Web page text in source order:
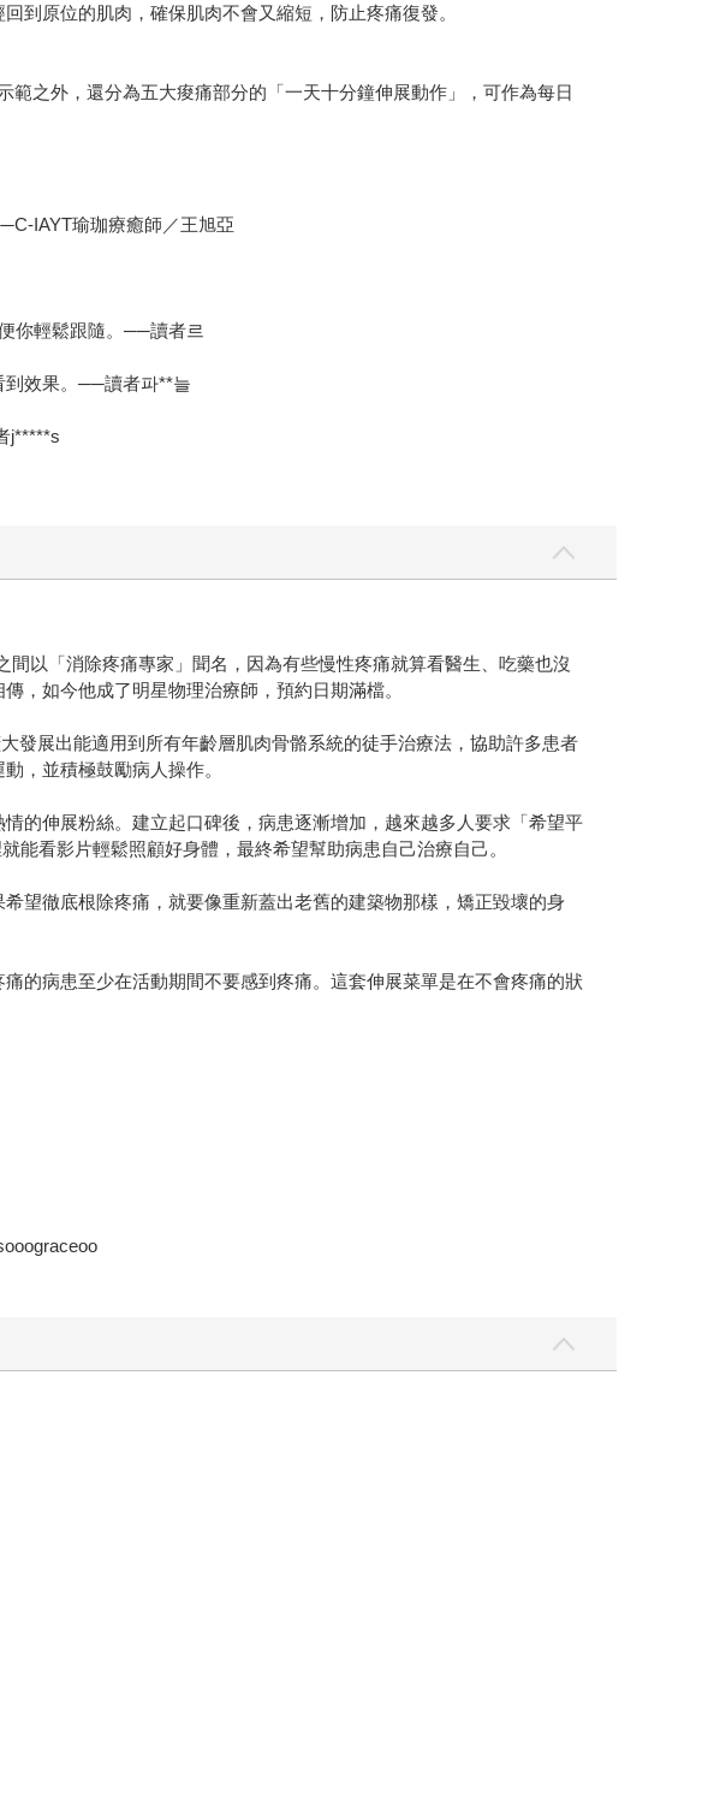
到原位的肌肉，確保肌肉不會又縮短，防止疼痛復發。
之外，還分為五大痠痛部分的「一天十分鐘伸展動作」，可作為每日
IAYT瑜珈療癒師／王旭亞
你輕鬆跟隨。──讀者르
到效果。──讀者파**늘
j*****s
以「消除疼痛專家」聞名，因為有些慢性疼痛就算看醫生、吃藥也沒
，如今他成了明星物理治療師，預約日期滿檔。
發展出能適用到所有年齡層肌肉骨骼系統的徒手治療法，協助許多患者
，並積極鼓勵病人操作。
的伸展粉絲。建立起口碑後，病患逐漸增加，越來越多人要求「希望平
能看影片輕鬆照顧好身體，最終希望幫助病患自己治療自己。
望徹底根除疼痛，就要像重新蓋出老舊的建築物那樣，矯正毀壞的身
的病患至少在活動期間不要感到疼痛。這套伸展菜單是在不會疼痛的狀